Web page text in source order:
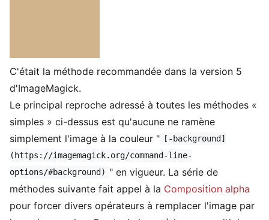
C'était la méthode recommandée dans la version 5
d'ImageMagick.
Le principal reproche adressé à toutes les méthodes «
simples » ci-dessus est qu'aucune ne ramène
simplement l'image à la couleur "
[-background]
(https://imagemagick.org/command-line-
options/#background) " en vigueur. La série de
méthodes suivante fait appel à la Composition alpha
pour forcer divers opérateurs à remplacer l'image par